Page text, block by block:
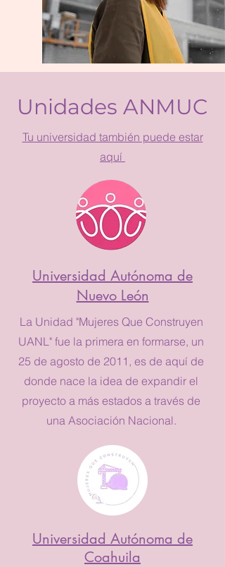
Unidades ANMUC
Tu universidad también puede estar
aquí
Universidad Autónoma de
Nuevo León
La Unidad "Mujeres Que Construyen
UANL" fue la primera en formarse, un
25 de agosto de 2011, es de aquí de
donde nace la idea de expandir el
proyecto a más estados a través de
una Asociación Nacional.
Universidad Autónoma de
Coahuila